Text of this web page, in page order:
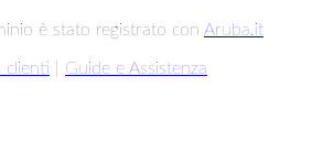
è stato registrato con Aruba.it
clienti Guide e Assistenza